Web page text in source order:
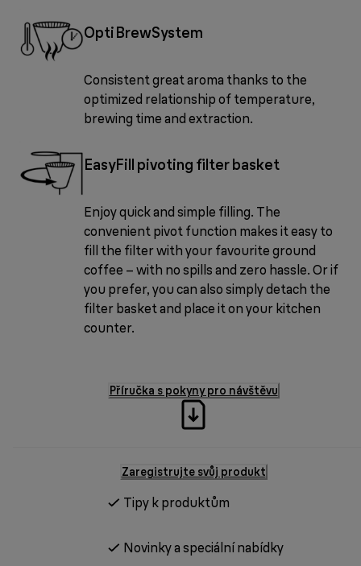
OptiBrewSystem
Consistent great aroma thanks to the
optimized relationship of temperature,
brewing time and extraction.
EasyFill pivoting filter basket
Enjoy quick and simple filling. The
convenient pivot function makes it easy to
fill the filter with your favourite ground
coffee – with no spills and zero hassle. Or if
you prefer, you can also simply detach the
filter basket and place it on your kitchen
counter.
Příručka s pokyny pro návštěvu
Zaregistrujte svůj produkt
Tipy k produktům
Novinky a speciální nabídky